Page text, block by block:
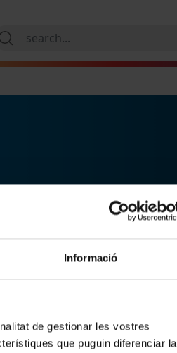
Informació
de gestionar les vostres
que puguin diferenciar la